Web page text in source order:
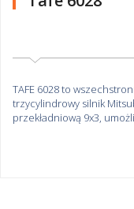
TAFE 6028 to
trzycylindrowy silnik
przekładniową 9x3,